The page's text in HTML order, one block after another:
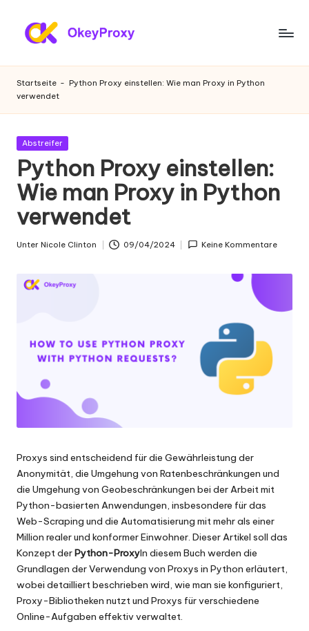
W
o
h
n
-
P
r
o
xi
e
ü
je
d
e
n
B
e
d
a
rf
[
HTTP(S)/SOCKS5-
kostenlose
Web-
Proxys
zum
Ausprobieren,
Tutorials
Proxy-
Web-
mehr.
Startseite - Python Proxy einstellen: Wie man Proxy in Python
verwendet
Gepostet
Abstreifer
Python Proxy einstellen:
Wie man Proxy in Python
verwendet
Unter Nicole Clinton 09/04/2024 Keine Kommentare
Proxys sind entscheidend für die Gewährleistung der
Anonymität, die Umgehung von Ratenbeschränkungen und
die Umgehung von Geobeschränkungen bei der Arbeit mit
Python-basierten Anwendungen, insbesondere für das
Web-Scraping und die Automatisierung mit mehr als einer
Million realer und konformer Einwohner. Dieser Artikel soll das
Konzept derPython-ProxyIn diesem Buch werden die
Grundlagen der Verwendung von Proxys in Python erläutert,
wobei detailliert beschrieben wird, wie man sie konfiguriert,
Proxy-Bibliotheken nutzt und Proxys für verschiedene
Online-Aufgaben effektiv verwaltet.